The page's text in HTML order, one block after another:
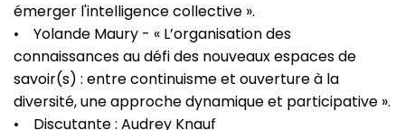
émerger l'intelligence collective ».
• Yolande Maury - « L’organisation des
connaissances au défi des nouveaux espaces de
savoir(s) : entre continuisme et ouverture à la
diversité, une approche dynamique et participative ».
• Discutante : Audrey Knauf